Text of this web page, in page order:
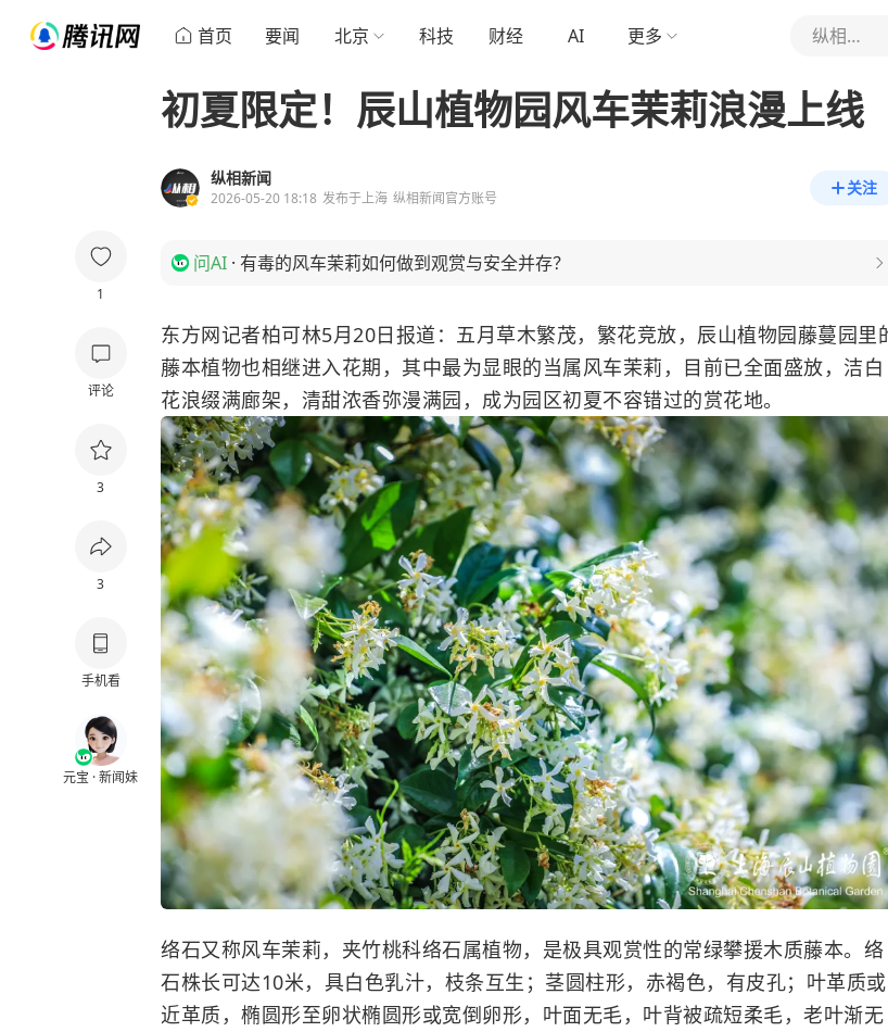
首页 要闻 北京 科技 财经 AI 更多 纵相新闻
1
评论
3
3
手机看
元宝 · 新闻妹
初夏限定！辰山植物园风车茉莉浪漫上线
纵相新闻
2026-05-20 18:18 发布于上海 纵相新闻官方账号
关注
问AI · 有毒的风车茉莉如何做到观赏与安全并存？
东方网记者柏可林5月20日报道：五月草木繁茂，繁花竞放，辰山植物园藤蔓园里
藤本植物也相继进入花期，其中最为显眼的当属风车茉莉，目前已全面盛放，洁白
花浪缀满廊架，清甜浓香弥漫满园，成为园区初夏不容错过的赏花地。
络石又称风车茉莉，夹竹桃科络石属植物，是极具观赏性的常绿攀援木质藤本。 络
石株长可达10米，具白色乳汁，枝条互生；茎圆柱形，赤褐色，有皮孔；叶革质或
近革质，椭圆形至卵状椭圆形或宽倒卵形，叶面无毛，叶背被疏短柔毛，老叶渐无